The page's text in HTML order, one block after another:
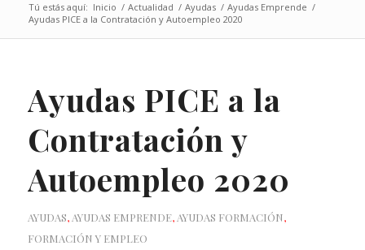
Tú estás aquí: Inicio / Actualidad / Ayudas / Ayudas Emprende /
Ayudas PICE a la Contratación y Autoempleo 2020
Ayudas PICE a la
Contratación y
Autoempleo 2020
AYUDAS, AYUDAS EMPRENDE, AYUDAS FORMACIÓN,
FORMACIÓN Y EMPLEO